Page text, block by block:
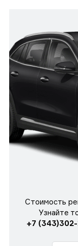
Стоимость
Узнайте
+7